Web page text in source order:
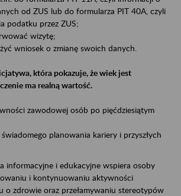
od ZUS lub do formularza PIT 40A, czyli
podatku przez ZUS;
wizytę;
wniosek o zmianę swoich danych.
która pokazuje, że wiek jest
ma realną wartość.
zawodowej osób po pięćdziesiątym
planowania kariery i przyszłych
informacyjne i edukacyjne wspiera osoby
i kontynuowaniu aktywności
o zdrowie oraz przełamywaniu stereotypów